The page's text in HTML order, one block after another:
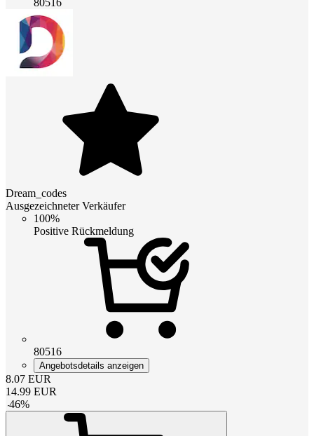
Dream_codes
Ausgezeichneter Verkäufer
100%
Positive Rückmeldung
80516
Angebotsdetails anzeigen
8.07 EUR
14.99 EUR
-46%